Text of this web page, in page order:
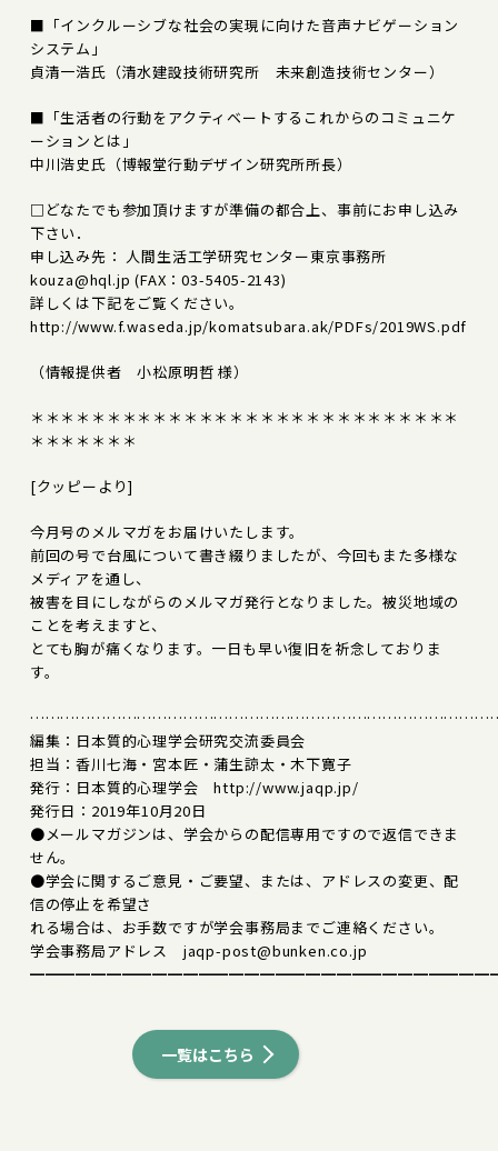
■「インクルーシブな社会の実現に向けた音声ナビゲーション
システム」
貞清一浩氏（清水建設技術研究所 未来創造技術センター）
■「生活者の行動をアクティベートするこれからのコミュニケ
ーションとは」
中川浩史氏（博報堂行動デザイン研究所所長）
□どなたでも参加頂けますが準備の都合上、事前にお申し込み
下さい．
申し込み先： 人間生活工学研究センター東京事務所
kouza@hql.jp (FAX：03-5405-2143)
詳しくは下記をご覧ください。
http://www.f.waseda.jp/komatsubara.ak/PDFs/2019WS.pdf
（情報提供者 小松原明哲 様）
＊＊＊＊＊＊＊＊＊＊＊＊＊＊＊＊＊＊＊＊＊＊＊＊＊＊＊＊
＊＊＊＊＊＊＊
[クッピーより]
今月号のメルマガをお届けいたします。
前回の号で台風について書き綴りましたが、今回もまた多様な
メディアを通し、
被害を目にしながらのメルマガ発行となりました。被災地域の
ことを考えますと、
とても胸が痛くなります。一日も早い復旧を祈念しておりま
す。
編集：日本質的心理学会研究交流委員会
担当：香川七海・宮本匠・蒲生諒太・木下寛子
発行：日本質的心理学会 http://www.jaqp.jp/
発行日：2019年10月20日
●メールマガジンは、学会からの配信専用ですので返信できま
せん。
●学会に関するご意見・ご要望、または、アドレスの変更、配
信の停止を希望さ
れる場合は、お手数ですが学会事務局までご連絡ください。
学会事務局アドレス jaqp-post@bunken.co.jp
一覧はこちら